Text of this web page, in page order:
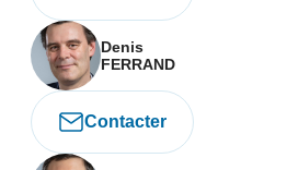
Denis
FERRAND
Contacter